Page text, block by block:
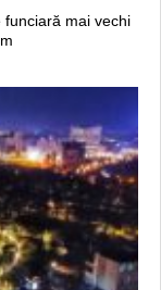
funciară mai vechi